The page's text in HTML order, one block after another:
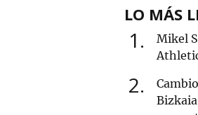
LO MÁS
1
Mikel
2